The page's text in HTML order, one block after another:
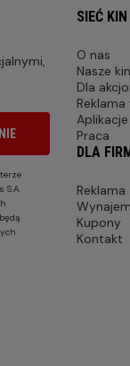
S.A.
SIEĆ
O nas
Nasze
Dla
Praca
DLA FIRM
Reklama
Kupony
Kontakt